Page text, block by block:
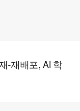
-재배포, AI 학